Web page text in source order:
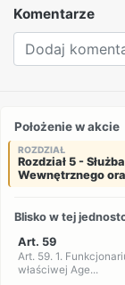
Komentarze
Położenie w akcie
ROZDZIAŁ
Rozdział 5 -
Wewnętrznego
Blisko w tej
Art. 59
Art. 59. 1.
właściwej Age...